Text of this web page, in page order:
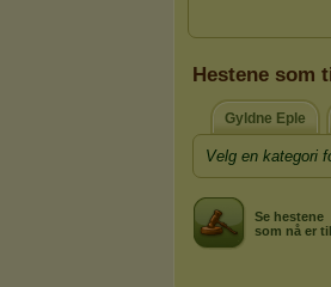
Hestene som
Gyldne Eple
Velg en kategori
Se hestene
som nå er